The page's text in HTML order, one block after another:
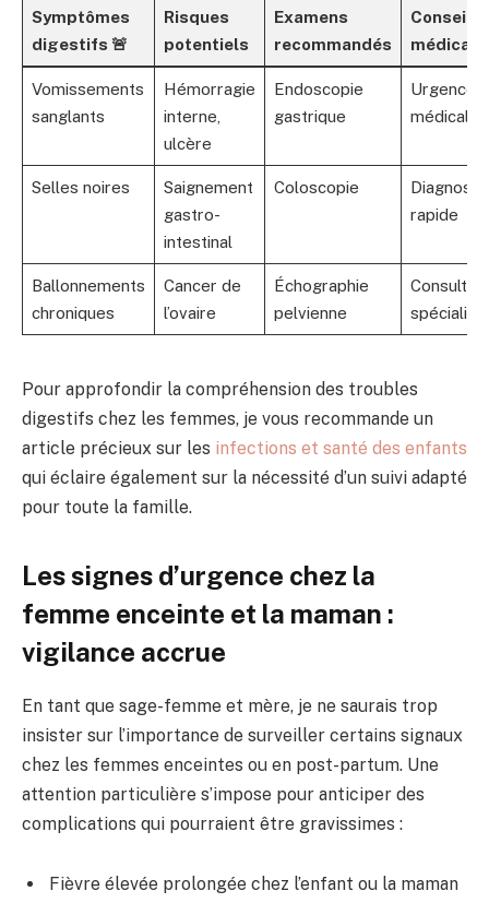
Symptômes
digestifs 🚨
Risques
potentiels
Examens
recommandés
Conseils
médicaux
Vomissements
sanglants
Hémorragie
interne,
ulcère
Endoscopie
gastrique
Urgence
médicale
Selles noires
Saignement
gastro-
intestinal
Coloscopie
Diagnostic
rapide
Ballonnements
chroniques
Cancer de
l’ovaire
Échographie
pelvienne
Pour approfondir la compréhension des troubles
digestifs chez les femmes, je vous recommande un
article précieux sur les infections et santé des enfants
qui éclaire également sur la nécessité d’un suivi adapté
pour toute la famille.
Les signes d’urgence chez la
femme enceinte et la maman :
vigilance accrue
En tant que sage-femme et mère, je ne saurais trop
insister sur l’importance de surveiller certains signaux
chez les femmes enceintes ou en post-partum. Une
attention particulière s’impose pour anticiper des
complications qui pourraient être gravissimes :
Fièvre élevée prolongée chez l’enfant ou la maman